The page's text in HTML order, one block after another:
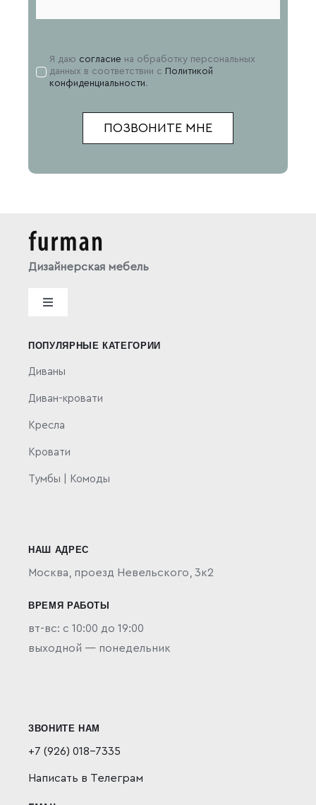
Я даю согласие на обработку персональных
данных в соответствии с Политикой
конфиденциальности.
ПОЗВОНИТЕ МНЕ
Дизайнерская мебель
Toggle
Политика конфиденциальности
ПОПУЛЯРНЫЕ КАТЕГОРИИ
Диваны
Диван-кровати
Кресла
Кровати
Тумбы | Комоды
НАШ АДРЕС
Москва, проезд Невельского, 3к2
ВРЕМЯ РАБОТЫ
вт-вс: с 10:00 до 19:00
выходной — понедельник
ЗВОНИТЕ НАМ
+7 (926) 018-7335
Написать в Телеграм